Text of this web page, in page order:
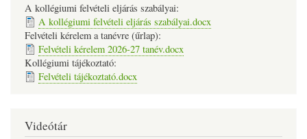
A kollégiumi felvételi eljárás szabályai:
A kollégiumi felvételi eljárás szabályai.docx
Felvételi kérelem a tanévre (űrlap):
Felvételi kérelem 2026-27 tanév.docx
Kollégiumi tájékoztató:
Felvételi tájékoztató.docx
Videótár